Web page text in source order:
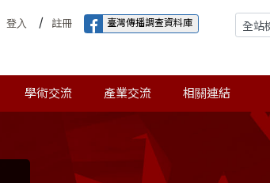
登入 / 註冊 臺灣傳播調查資料庫
學術交流 產業交流 相關連結